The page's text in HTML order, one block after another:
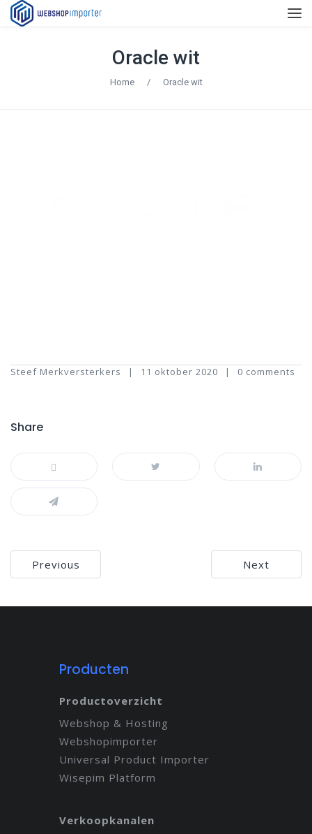
Oracle wit
Home / Oracle wit
Steef Merkversterkers 11 oktober 2020 0 comments
Share
Bericht
navigatie
Previous Next
Producten
Productoverzicht
Webshop & Hosting
Webshopimporter
Universal Product Importer
Wisepim Platform
Verkoopkanalen